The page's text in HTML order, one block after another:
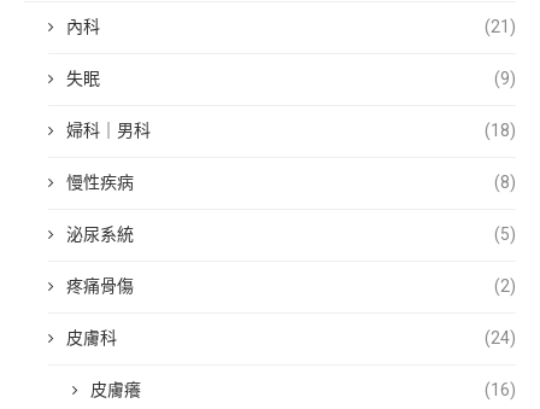
內科 (21)
失眠 (9)
婦科｜男科 (18)
慢性疾病 (8)
泌尿系統 (5)
疼痛骨傷 (2)
皮膚科 (24)
皮膚癢 (16)